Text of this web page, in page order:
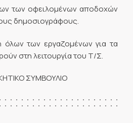
των οφειλομένων αποδοχών
δημοσιογράφους.
των εργαζομένων για τα
στη λειτουργία του Τ/Σ.
ΣΥΜΒΟΥΛΙΟ